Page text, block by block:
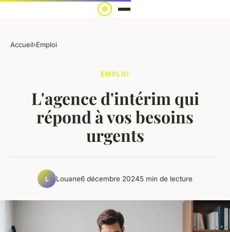
Accueil›Emploi
EMPLOI
L'agence d'intérim qui
répond à vos besoins
urgents
L Louane6 décembre 20245 min de lecture